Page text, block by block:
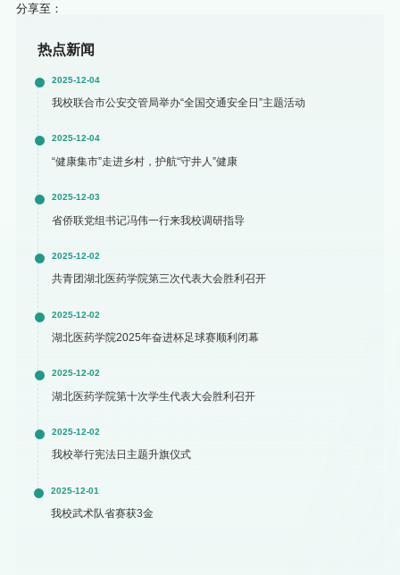
分享至：
热点新闻
2025-12-04
我校联合市公安交管局举办“全国交通安全日”主题活动
2025-12-04
“健康集市”走进乡村，护航“守井人”健康
2025-12-03
省侨联党组书记冯伟一行来我校调研指导
2025-12-02
共青团湖北医药学院第三次代表大会胜利召开
2025-12-02
湖北医药学院2025年奋进杯足球赛顺利闭幕
2025-12-02
湖北医药学院第十次学生代表大会胜利召开
2025-12-02
我校举行宪法日主题升旗仪式
2025-12-01
我校武术队省赛获3金